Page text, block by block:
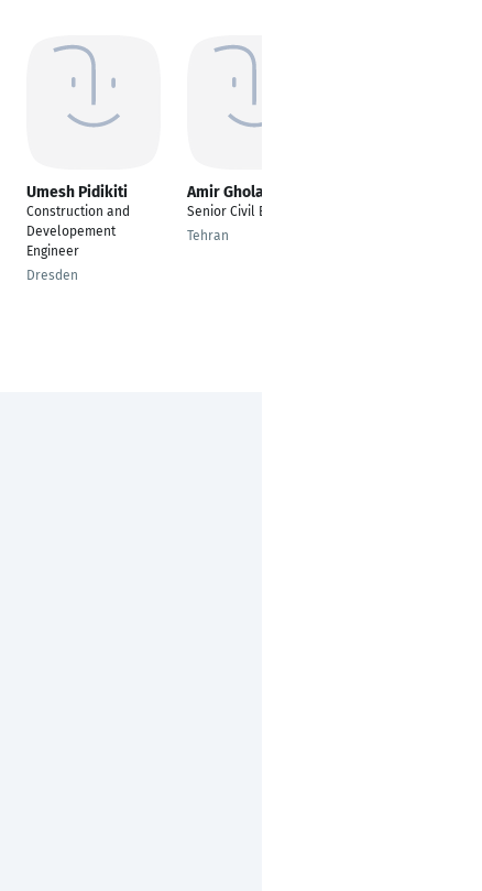
Umesh Pidikiti
Construction and
Developement
Engineer
Dresden
Amir Gholami
Senior Civil Engineer
Tehran